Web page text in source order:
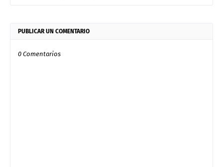
PUBLICAR UN COMENTARIO
0 Comentarios